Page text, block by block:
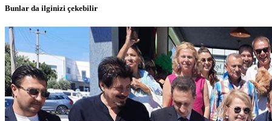
Bunlar da ilginizi çekebilir